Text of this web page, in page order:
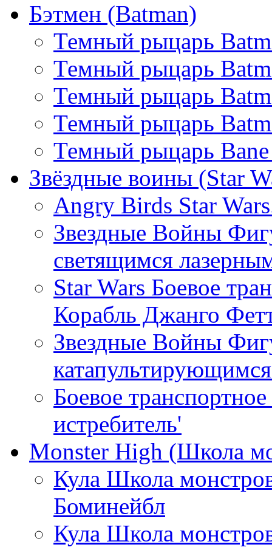
Бэтмен (Batman)
Темный рыцарь
Темный рыцарь
Темный рыцарь
Темный рыцарь
Темный рыцарь Bane
Звёздные воины (Star
Angry Birds Star
Звездные Войны
светящимся
Star Wars Боевое
Корабль Джанго
Звездные Войны
Боевое
истребитель'
Monster High (Школа
Кула Школа
Боминейбл
Кула Школа